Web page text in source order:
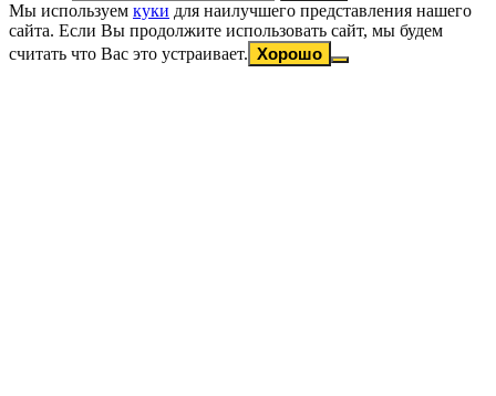
Мы используем куки для наилучшего представления нашего
сайта. Если Вы продолжите использовать сайт, мы будем
считать что Вас это устраивает. Хорошо